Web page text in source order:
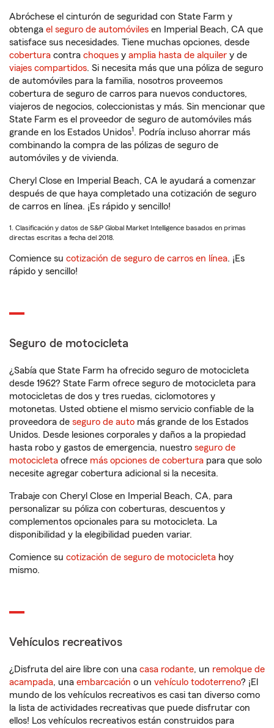
Abróchese el cinturón de seguridad con State Farm y
obtenga el seguro de automóviles en Imperial Beach, CA que
satisface sus necesidades. Tiene muchas opciones, desde
cobertura contra choques y amplia hasta de alquiler y de
viajes compartidos. Si necesita más que una póliza de seguro
de automóviles para la familia, nosotros proveemos
cobertura de seguro de carros para nuevos conductores,
viajeros de negocios, coleccionistas y más. Sin mencionar que
State Farm es el proveedor de seguro de automóviles más
grande en los Estados Unidos1. Podría incluso ahorrar más
combinando la compra de las pólizas de seguro de
automóviles y de vivienda.
Cheryl Close en Imperial Beach, CA le ayudará a comenzar
después de que haya completado una cotización de seguro
de carros en línea. ¡Es rápido y sencillo!
1. Clasificación y datos de S&P Global Market Intelligence basados en primas
directas escritas a fecha del 2018.
Comience su cotización de seguro de carros en línea. ¡Es
rápido y sencillo!
Seguro de motocicleta
¿Sabía que State Farm ha ofrecido seguro de motocicleta
desde 1962? State Farm ofrece seguro de motocicleta para
motocicletas de dos y tres ruedas, ciclomotores y
motonetas. Usted obtiene el mismo servicio confiable de la
proveedora de seguro de auto más grande de los Estados
Unidos. Desde lesiones corporales y daños a la propiedad
hasta robo y gastos de emergencia, nuestro seguro de
motocicleta ofrece más opciones de cobertura para que solo
necesite agregar cobertura adicional si la necesita.
Trabaje con Cheryl Close en Imperial Beach, CA, para
personalizar su póliza con coberturas, descuentos y
complementos opcionales para su motocicleta. La
disponibilidad y la elegibilidad pueden variar.
Comience su cotización de seguro de motocicleta hoy
mismo.
Vehículos recreativos
¿Disfruta del aire libre con una casa rodante, un remolque de
acampada, una embarcación o un vehículo todoterreno? ¡El
mundo de los vehículos recreativos es casi tan diverso como
la lista de actividades recreativas que puede disfrutar con
ellos! Los vehículos recreativos están construidos para